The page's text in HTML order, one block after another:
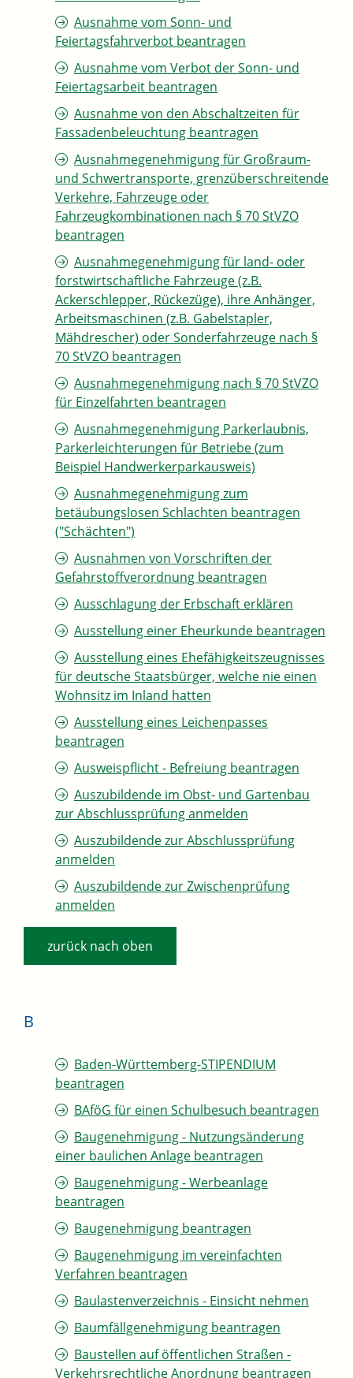
Ausnahme vom Sonn- und
Feiertagsfahrverbot beantragen
Ausnahme vom Verbot der Sonn- und
Feiertagsarbeit beantragen
Ausnahme von den Abschaltzeiten für
Fassadenbeleuchtung beantragen
Ausnahmegenehmigung für Großraum-
und Schwertransporte, grenzüberschreitende
Verkehre, Fahrzeuge oder
Fahrzeugkombinationen nach § 70 StVZO
beantragen
Ausnahmegenehmigung für land- oder
forstwirtschaftliche Fahrzeuge (z.B.
Ackerschlepper, Rückezüge), ihre Anhänger,
Arbeitsmaschinen (z.B. Gabelstapler,
Mähdrescher) oder Sonderfahrzeuge nach §
70 StVZO beantragen
Ausnahmegenehmigung nach § 70 StVZO
für Einzelfahrten beantragen
Ausnahmegenehmigung Parkerlaubnis,
Parkerleichterungen für Betriebe (zum
Beispiel Handwerkerparkausweis)
Ausnahmegenehmigung zum
betäubungslosen Schlachten beantragen
("Schächten")
Ausnahmen von Vorschriften der
Gefahrstoffverordnung beantragen
Ausschlagung der Erbschaft erklären
Ausstellung einer Eheurkunde beantragen
Ausstellung eines Ehefähigkeitszeugnisses
für deutsche Staatsbürger, welche nie einen
Wohnsitz im Inland hatten
Ausstellung eines Leichenpasses
beantragen
Ausweispflicht - Befreiung beantragen
Auszubildende im Obst- und Gartenbau
zur Abschlussprüfung anmelden
Auszubildende zur Abschlussprüfung
anmelden
Auszubildende zur Zwischenprüfung
anmelden
zurück nach oben
B
Baden-Württemberg-STIPENDIUM
beantragen
BAföG für einen Schulbesuch beantragen
Baugenehmigung - Nutzungsänderung
einer baulichen Anlage beantragen
Baugenehmigung - Werbeanlage
beantragen
Baugenehmigung beantragen
Baugenehmigung im vereinfachten
Verfahren beantragen
Baulastenverzeichnis - Einsicht nehmen
Baumfällgenehmigung beantragen
Baustellen auf öffentlichen Straßen -
Verkehrsrechtliche Anordnung beantragen